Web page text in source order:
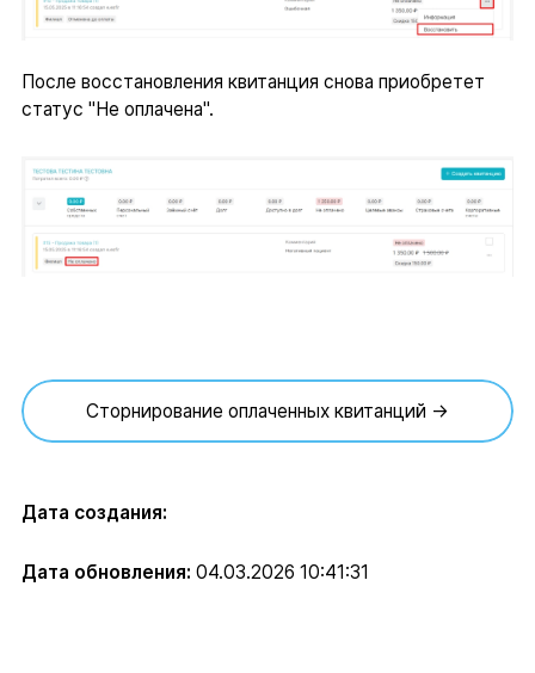
После восстановления квитанция снова приобретет
статус "Не оплачена".
Сторнирование оплаченных квитанций →
Дата создания:
Дата обновления: 04.03.2026 10:41:31